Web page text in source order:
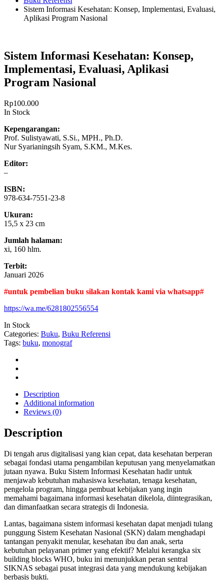
Sistem Informasi Kesehatan: Konsep, Implementasi, Evaluasi,
Aplikasi Program Nasional
Sistem Informasi Kesehatan: Konsep,
Implementasi, Evaluasi, Aplikasi
Program Nasional
Rp100.000
In Stock
Kepengarangan:
Prof. Sulistyawati, S.Si., MPH., Ph.D.
Nur Syarianingsih Syam, S.KM., M.Kes.
Editor:
–
ISBN:
978-634-7551-23-8
Ukuran:
15,5 x 23 cm
Jumlah halaman:
xi, 160 hlm.
Terbit:
Januari 2026
#untuk pembelian buku silakan kontak kami via whatsapp#
https://wa.me/6281802556554
In Stock
Categories: Buku, Buku Referensi
Tags: buku, monograf
Description
Additional information
Reviews (0)
Description
Di tengah arus digitalisasi yang kian cepat, data kesehatan berperan
sebagai fondasi utama pengambilan keputusan yang menyelamatkan
jutaan nyawa. Buku Sistem Informasi Kesehatan hadir untuk
menjawab kebutuhan mahasiswa kesehatan, tenaga kesehatan,
pengelola program, hingga pembuat kebijakan yang ingin
memahami bagaimana informasi kesehatan dikelola, diintegrasikan,
dan dimanfaatkan secara strategis di Indonesia.
Lantas, bagaimana sistem informasi kesehatan dapat menjadi tulang
punggung Sistem Kesehatan Nasional (SKN) dalam menghadapi
tantangan penyakit menular, kesehatan ibu dan anak, serta
kebutuhan pelayanan primer yang efektif? Melalui kerangka six
building blocks WHO, buku ini menunjukkan peran sentral
SIKNAS sebagai pusat integrasi data yang mendukung kebijakan
berbasis bukti.